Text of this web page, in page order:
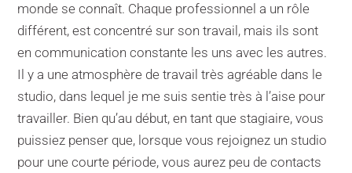
monde se connaît. Chaque professionnel a un rôle
différent, est concentré sur son travail, mais ils sont
en communication constante les uns avec les autres.
Il y a une atmosphère de travail très agréable dans le
studio, dans lequel je me suis sentie très à l’aise pour
travailler. Bien qu’au début, en tant que stagiaire, vous
puissiez penser que, lorsque vous rejoignez un studio
pour une courte période, vous aurez peu de contacts